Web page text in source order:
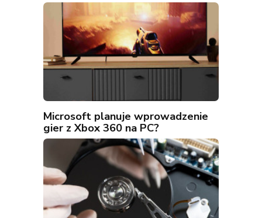
Microsoft planuje wprowadzenie
gier z Xbox 360 na PC?